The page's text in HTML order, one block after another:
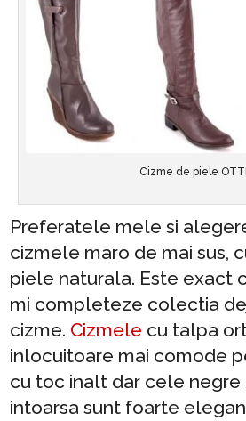
Cizme de piele
Preferatele mele si
cizmele maro de mai sus,
piele naturala. Este exact
mi completeze colectia
cizme. Cizmele cu talpa
inlocuitoare mai comode
cu toc inalt dar cele negre
intoarsa sunt foarte